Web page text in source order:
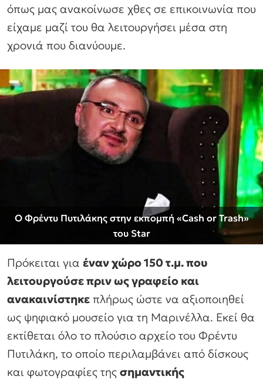
όπως μας ανακοίνωσε χθες σε επικοινωνία που
είχαμε μαζί του θα λειτουργήσει μέσα στη
χρονιά που διανύουμε.
Ο Φρέντυ Πυτιλάκης στην εκπομπή «Cash or Trash»
του Star
Πρόκειται για έναν χώρο 150 τ.μ. που
λειτουργούσε πριν ως γραφείο και
ανακαινίστηκε πλήρως ώστε να αξιοποιηθεί
ως ψηφιακό μουσείο για τη Μαρινέλλα. Εκεί θα
εκτίθεται όλο το πλούσιο αρχείο του Φρέντυ
Πυτιλάκη, το οποίο περιλαμβάνει από δίσκους
και φωτογραφίες της σημαντικής